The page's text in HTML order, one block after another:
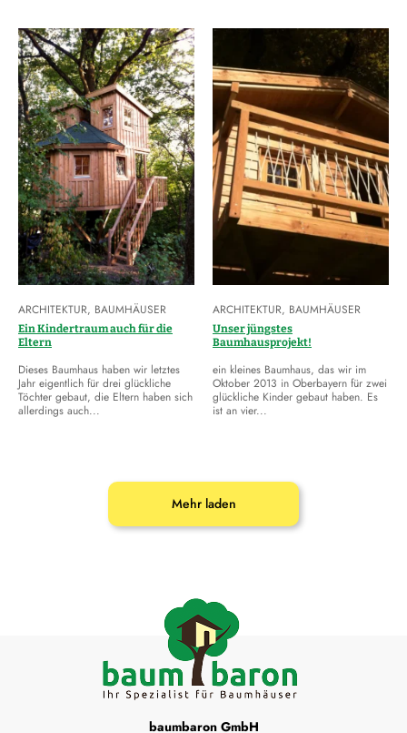
Ein Kindertraum auch für die
Eltern
ARCHITEKTUR, BAUMHÄUSER
Dieses Baumhaus haben wir letztes
Jahr eigentlich für drei glückliche
Töchter gebaut, die Eltern haben sich
allerdings auch...
Unser jüngstes
Baumhausprojekt!
ARCHITEKTUR, BAUMHÄUSER
ein kleines Baumhaus, das wir im
Oktober 2013 in Oberbayern für zwei
glückliche Kinder gebaut haben. Es
ist an vier...
Mehr laden
baumbaron GmbH